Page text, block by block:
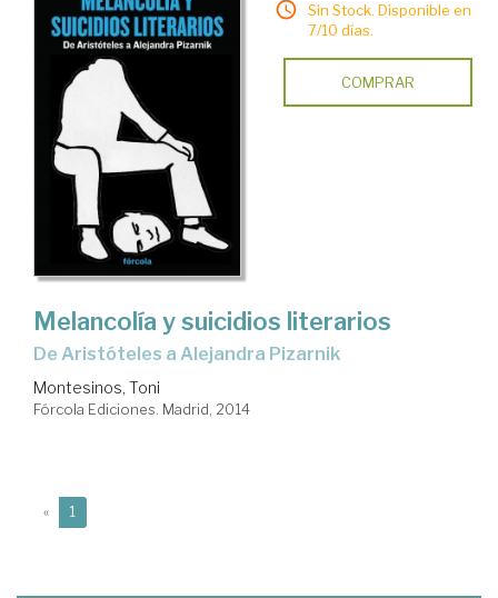
Sin Stock. Disponible en
7/10 días.
COMPRAR
Melancolía y suicidios literarios
de Aristóteles a Alejandra Pizarnik
Montesinos, Toni
Fórcola Ediciones. Madrid, 2014
« 1